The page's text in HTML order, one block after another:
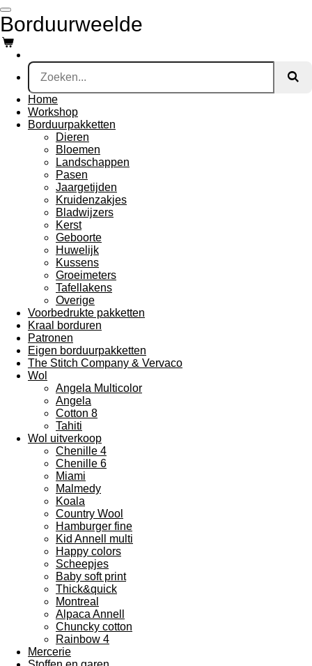
Ga
direct
naar
de
hoofdinhoud
Borduurweelde
Home
Workshop
Borduurpakketten
Dieren
Bloemen
Landschappen
Pasen
Jaargetijden
Kruidenzakjes
Bladwijzers
Kerst
Geboorte
Huwelijk
Kussens
Groeimeters
Tafellakens
Overige
Voorbedrukte pakketten
Kraal borduren
Patronen
Eigen borduurpakketten
The Stitch Company & Vervaco
Wol
Angela Multicolor
Angela
Cotton 8
Tahiti
Wol uitverkoop
Chenille 4
Chenille 6
Miami
Malmedy
Koala
Country Wool
Hamburger fine
Kid Annell multi
Happy colors
Scheepjes
Baby soft print
Thick&quick
Montreal
Alpaca Annell
Chuncky cotton
Rainbow 4
Mercerie